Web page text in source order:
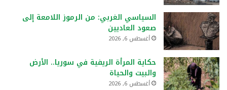
السياسي الغربي: من الرموز اللامعة إلى
صعود العاديين
أغسطس 6, 2026
حكاية المرأة الريفية في سوريا.. الأرض
والبيت والحياة
أغسطس 6, 2026